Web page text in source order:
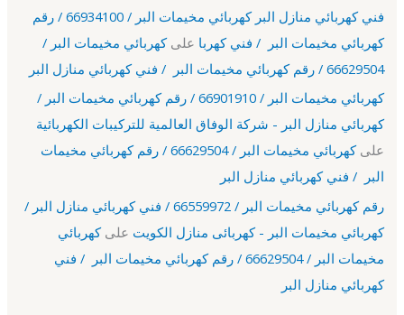
فني كهربائي منازل البر كهربائي مخيمات البر / 66934100 / رقم
كهربائي مخيمات البر / فني كهربا علىكهربائي مخيمات البر /
66629504 / رقم كهربائي مخيمات البر / فني كهربائي منازل البر
كهربائي مخيمات البر / 66901910 / رقم كهربائي مخيمات البر /
كهربائي منازل البر - شركة الوفاق العالمية للتركيبات الكهربائية
على
كهربائي مخيمات البر / 66629504 / رقم كهربائي مخيمات
البر / فني كهربائي منازل البر
رقم كهربائي مخيمات البر / 66559972 / فني كهربائي منازل البر /
كهربائي مخيمات البر - كهربائى منازل الكويت علىكهربائي
مخيمات البر / 66629504 / رقم كهربائي مخيمات البر / فني
كهربائي منازل البر